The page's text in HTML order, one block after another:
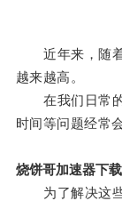
近年来，随着
越来越高。
在我们日常的
时间等问题经常
烧饼哥加速器下
为了解决这些